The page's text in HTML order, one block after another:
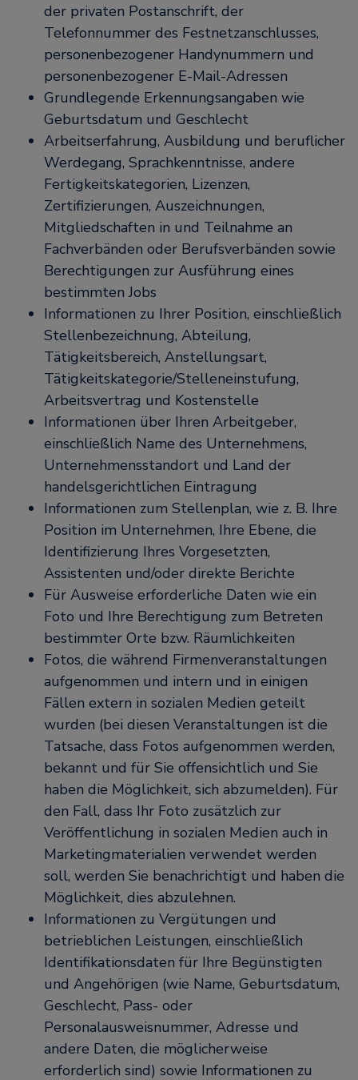
der privaten Postanschrift, der
Telefonnummer des Festnetzanschlusses,
personenbezogener Handynummern und
personenbezogener E-Mail-Adressen
Grundlegende Erkennungsangaben wie
Geburtsdatum und Geschlecht
Arbeitserfahrung, Ausbildung und beruflicher
Werdegang, Sprachkenntnisse, andere
Fertigkeitskategorien, Lizenzen,
Zertifizierungen, Auszeichnungen,
Mitgliedschaften in und Teilnahme an
Fachverbänden oder Berufsverbänden sowie
Berechtigungen zur Ausführung eines
bestimmten Jobs
Informationen zu Ihrer Position, einschließlich
Stellenbezeichnung, Abteilung,
Tätigkeitsbereich, Anstellungsart,
Tätigkeitskategorie/Stelleneinstufung,
Arbeitsvertrag und Kostenstelle
Informationen über Ihren Arbeitgeber,
einschließlich Name des Unternehmens,
Unternehmensstandort und Land der
handelsgerichtlichen Eintragung
Informationen zum Stellenplan, wie z. B. Ihre
Position im Unternehmen, Ihre Ebene, die
Identifizierung Ihres Vorgesetzten,
Assistenten und/oder direkte Berichte
Für Ausweise erforderliche Daten wie ein
Foto und Ihre Berechtigung zum Betreten
bestimmter Orte bzw. Räumlichkeiten
Fotos, die während Firmenveranstaltungen
aufgenommen und intern und in einigen
Fällen extern in sozialen Medien geteilt
wurden (bei diesen Veranstaltungen ist die
Tatsache, dass Fotos aufgenommen werden,
bekannt und für Sie offensichtlich und Sie
haben die Möglichkeit, sich abzumelden). Für
den Fall, dass Ihr Foto zusätzlich zur
Veröffentlichung in sozialen Medien auch in
Marketingmaterialien verwendet werden
soll, werden Sie benachrichtigt und haben die
Möglichkeit, dies abzulehnen.
Informationen zu Vergütungen und
betrieblichen Leistungen, einschließlich
Identifikationsdaten für Ihre Begünstigten
und Angehörigen (wie Name, Geburtsdatum,
Geschlecht, Pass- oder
Personalausweisnummer, Adresse und
andere Daten, die möglicherweise
erforderlich sind) sowie Informationen zu